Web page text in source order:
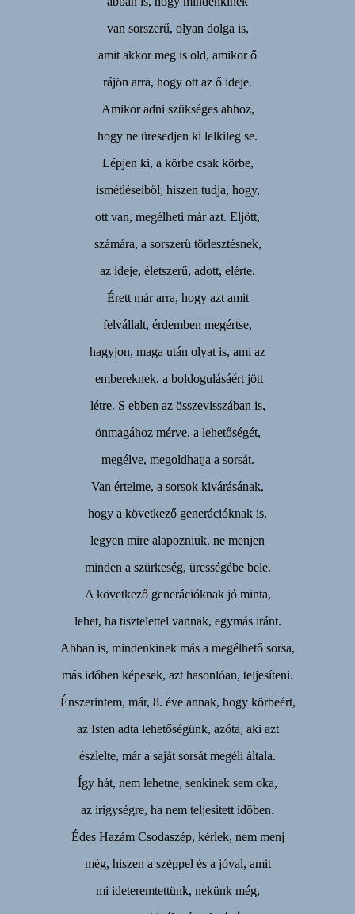
van sorszerű, olyan dolga is,
amit akkor meg is old, amikor ő
rájön arra, hogy ott az ő ideje.
Amikor adni szükséges ahhoz,
hogy ne üresedjen ki lelkileg se.
Lépjen ki, a körbe csak körbe,
ismétléseiből, hiszen tudja, hogy,
ott van, megélheti már azt. Eljött,
számára, a sorszerű törlesztésnek,
az ideje, életszerű, adott, elérte.
Érett már arra, hogy azt amit
felvállalt, érdemben megértse,
hagyjon, maga után olyat is, ami az
embereknek, a boldogulásáért jött
létre. S ebben az összevisszában is,
önmagához mérve, a lehetőségét,
megélve, megoldhatja a sorsát.
Van értelme, a sorsok kivárásának,
hogy a következő generációknak is,
legyen mire alapozniuk, ne menjen
minden a szürkeség, ürességébe bele.
A következő generációknak jó minta,
lehet, ha tisztelettel vannak, egymás iránt.
Abban is, mindenkinek más a megélhető sorsa,
más időben képesek, azt hasonlóan, teljesíteni.
Énszerintem, már, 8. éve annak, hogy körbeért,
az Isten adta lehetőségünk, azóta, aki azt
észlelte, már a saját sorsát megéli általa.
Így hát, nem lehetne, senkinek sem oka,
az irigységre, ha nem teljesített időben.
Édes Hazám Csodaszép, kérlek, nem menj
még, hiszen a széppel és a jóval, amit
mi ideteremtettünk, nekünk még,